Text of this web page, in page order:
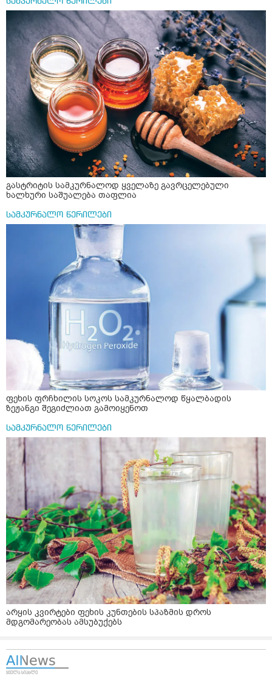
ერთი სუფრის კოვზის მეოთხედი ფხვნილი კურკუმა და
ჩავყარო ცოტა შავი პილპილი და ავადუღო თუ ჯერ რძე
ავადუღო, ცოტა გათბეს და მერე ჩავყარო კურკუმა? და
საღამოს ვახშამზე რომ მივიღო თუ შეიძლება? P.S მიზანი
არის ანთების საწინააღმდეგო,ანტიოქსიდანტური და
დამამშვიდებელი( მშვიდი ძილისთვის)
გასტრიტის სამკურნალოდ ყველაზე გავრცელებული
ხალხური საშუალება თაფლია
სამკურნალო წერილები
ფეხის ფრჩხილის სოკოს სამკურნალოდ წყალბადის
ზეჟანგი შეგიძლიათ გამოიყენოთ
სამკურნალო წერილები
არყის კვირტები ფეხის კუნთების სპაზმის დროს
მდგომარეობას ამსუბუქებს